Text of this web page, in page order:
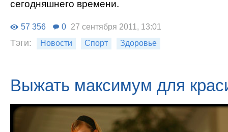
сегодняшнего времени.
57 356 0 27 сентября 2011, 13:01
Тэги: Новости Спорт Здоровье
Выжать максимум для